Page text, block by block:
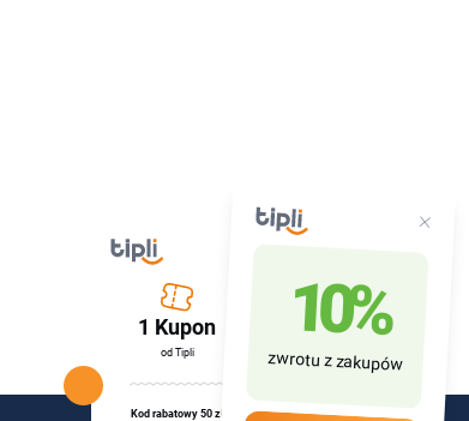
10%
zwrotu z zakupów
1 Kupon
od Tipli
Kod rabatowy 50 zł